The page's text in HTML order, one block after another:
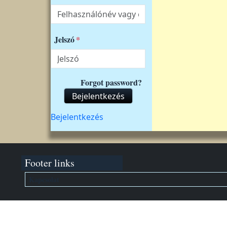
Jelszó
Forgot password?
Bejelentkezés
Felhasználói fiók menüje
Bejelentkezés
Footer links